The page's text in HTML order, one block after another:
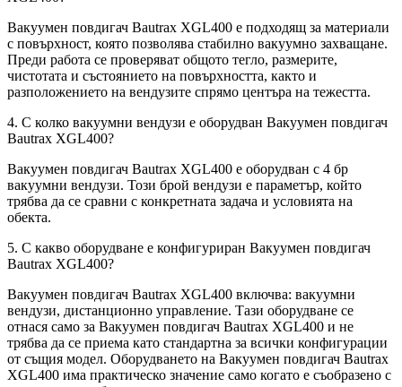
Вакуумен повдигач Bautrax XGL400 е подходящ за материали
с повърхност, която позволява стабилно вакуумно захващане.
Преди работа се проверяват общото тегло, размерите,
чистотата и състоянието на повърхността, както и
разположението на вендузите спрямо центъра на тежестта.
4. С колко вакуумни вендузи е оборудван Вакуумен повдигач
Bautrax XGL400?
Вакуумен повдигач Bautrax XGL400 е оборудван с 4 бр
вакуумни вендузи. Този брой вендузи е параметър, който
трябва да се сравни с конкретната задача и условията на
обекта.
5. С какво оборудване е конфигуриран Вакуумен повдигач
Bautrax XGL400?
Вакуумен повдигач Bautrax XGL400 включва: вакуумни
вендузи, дистанционно управление. Тази оборудване се
отнася само за Вакуумен повдигач Bautrax XGL400 и не
трябва да се приема като стандартна за всички конфигурации
от същия модел. Оборудването на Вакуумен повдигач Bautrax
XGL400 има практическо значение само когато е съобразено с